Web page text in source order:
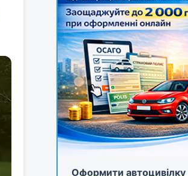
Оформити автоцивілку